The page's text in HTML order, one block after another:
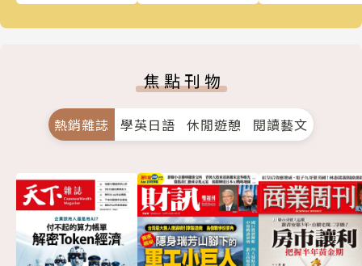
焦點刊物
熱銷雜誌 學英日語 休閒遊憩 閱讀藝文